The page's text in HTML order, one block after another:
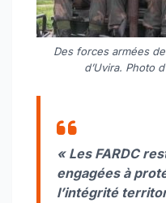
Des forces armées
d’Uvira. Photo
« Les FARDC
engagées à
l’intégrité